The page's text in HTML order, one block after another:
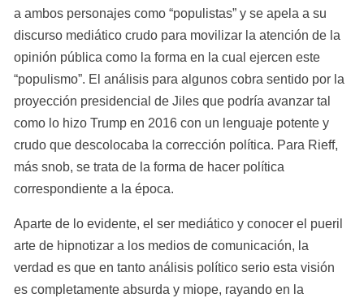
a ambos personajes como “populistas” y se apela a su
discurso mediático crudo para movilizar la atención de la
opinión pública como la forma en la cual ejercen este
“populismo”. El análisis para algunos cobra sentido por la
proyección presidencial de Jiles que podría avanzar tal
como lo hizo Trump en 2016 con un lenguaje potente y
crudo que descolocaba la corrección política. Para Rieff,
más snob, se trata de la forma de hacer política
correspondiente a la época.
Aparte de lo evidente, el ser mediático y conocer el pueril
arte de hipnotizar a los medios de comunicación, la
verdad es que en tanto análisis político serio esta visión
es completamente absurda y miope, rayando en la